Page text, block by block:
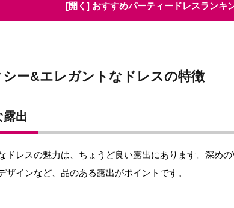
[開く] おすすめパーティードレスランキ
シー&エレガントなドレスの特徴
露出
ドレスの魅力は、ちょうど良い露出にあります。深め
ザインなど、品のある露出がポイントです。